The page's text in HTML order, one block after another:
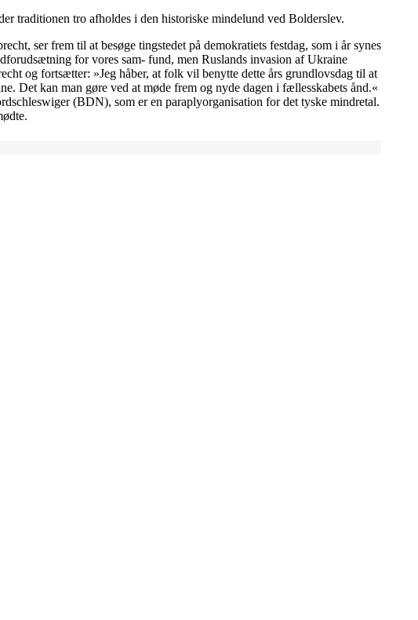
traditionen tro afholdes i den historiske mindelund ved Bolderslev.
ser frem til at besøge tingstedet på demokratiets festdag, som i år synes
for vores sam- fund, men Ruslands invasion af Ukraine
og fortsætter: »Jeg håber, at folk vil benytte dette års grundlovsdag til at
Det kan man gøre ved at møde frem og nyde dagen i fællesskabets ånd.«
(BDN), som er en paraplyorganisation for det tyske mindretal.